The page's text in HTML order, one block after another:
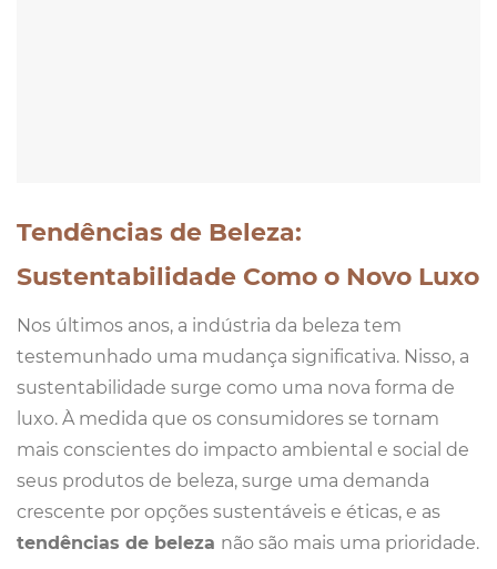
Tendências de Beleza:
Sustentabilidade Como o Novo Luxo
Nos últimos anos, a indústria da beleza tem
testemunhado uma mudança significativa. Nisso, a
sustentabilidade surge como uma nova forma de
luxo. À medida que os consumidores se tornam
mais conscientes do impacto ambiental e social de
seus produtos de beleza, surge uma demanda
crescente por opções sustentáveis e éticas, e as
tendências de beleza não são mais uma prioridade.